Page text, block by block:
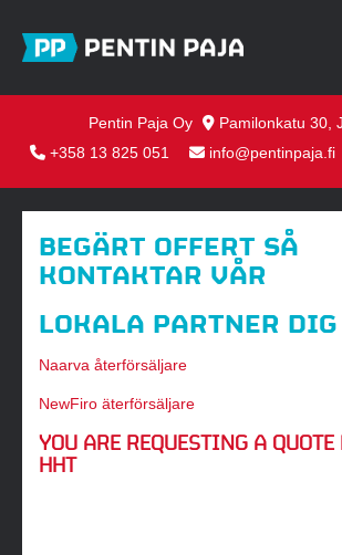
Pentin Paja Oy
Pamilonkatu 30,
+358 13 825 051
info@pentinpaja.fi
BEGÄRT OFFERT SÅ
KONTAKTAR VÅR
LOKALA PARTNER DIG
Naarva återförsäljare
NewFiro äterförsäljare
YOU ARE REQUESTING A QUOTE
HHT